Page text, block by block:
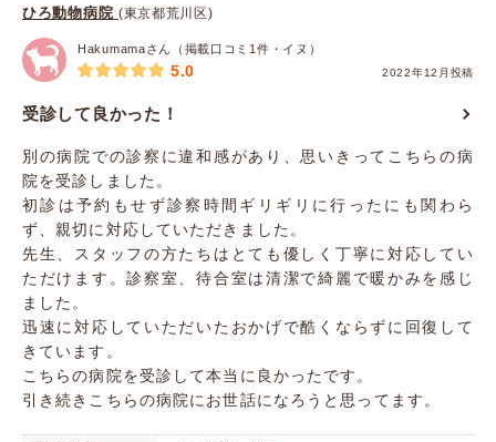
ひろ動物病院 (東京都荒川区)
Hakumamaさん（掲載口コミ1件・イヌ）
2022年12月投稿
5.0
受診して良かった！
別の病院での診察に違和感があり、思いきってこちらの病
院を受診しました。
初診は予約もせず診察時間ギリギリに行ったにも関わら
ず、親切に対応していただきました。
先生、スタッフの方たちはとても優しく丁寧に対応してい
ただけます。診察室、待合室は清潔で綺麗で暖かみを感じ
ました。
迅速に対応していただいたおかげで酷くならずに回復して
きています。
こちらの病院を受診して本当に良かったです。
引き続きこちらの病院にお世話になろうと思ってます。